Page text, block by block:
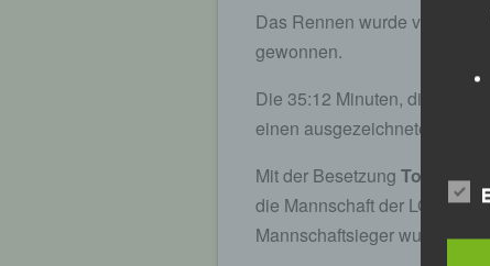
Das Rennen wurde von
gewonnen.
Die 35:12 Minuten, die
einen ausgezeichneten 4.
Mit der Besetzung Tobias
die Mannschaft der LG
Mannschaftsieger wurde